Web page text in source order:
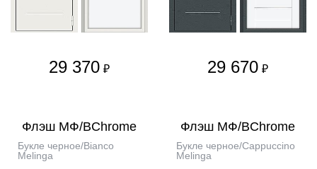
29 370 ₽ 29 670 ₽
Флэш МФ/BChrome
Букле черное/Bianco
Melinga
Флэш МФ/BChrome
Букле черное/Cappuccino
Melinga